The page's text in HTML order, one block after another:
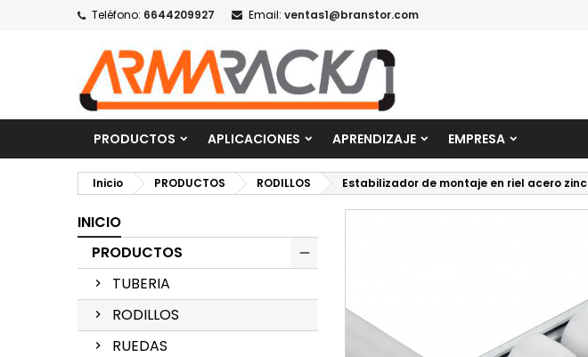
Teléfono: 6644209927 Email: ventas1@branstor.com
PRODUCTOS APLICACIONES APRENDIZAJE EMPRESA
Inicio PRODUCTOS RODILLOS Estabilizador de montaje en riel acero zinc
INICIO
PRODUCTOS
TUBERIA
RODILLOS
RUEDAS